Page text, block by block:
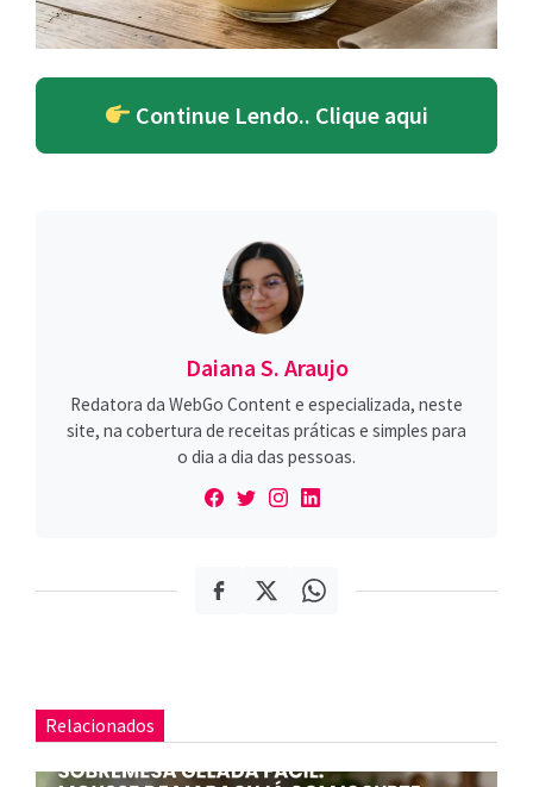
Continue Lendo.. Clique aqui
Daiana S. Araujo
Redatora da WebGo Content e especializada, neste
site, na cobertura de receitas práticas e simples para
o dia a dia das pessoas.
Relacionados